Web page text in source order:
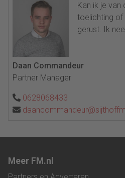
Kan ik je van
toelichting of
gerust. Ik
Daan Commandeur
Partner Manager
0628068433
Meer FM.nl